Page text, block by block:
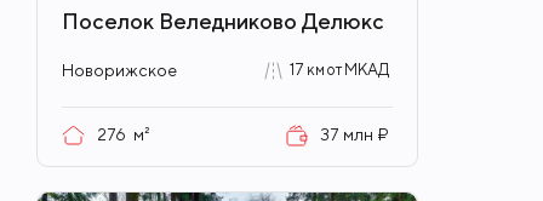
Поселок Веледниково Делюкс
Новорижское 17 км от МКАД
276 м² 37 млн ₽